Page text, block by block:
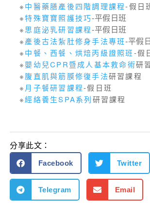
※中醫藥膳產後四階調理課程-假日
※特殊寶寶照護技巧-平假日班
※思庭泌乳研習課程-平假日班
※產後古法紮肚修身手法專班-平假
※中餐、西餐、烘焙丙級證照班-假
※嬰幼兒CPR暨成人基本救命術研
※腹直肌與筋膜修復手法研習課程
※ 月子餐研習課程-假日班
※經絡養生SPA系列研習課程
分享此文：
Facebook Twitter
Telegram Email